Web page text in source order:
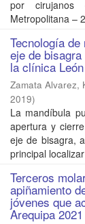
por cirujanos
Metropolitana –
Tecnología
eje de
la clínica
Zamata Alvarez,
2019)
La mandíbula
apertura y
eje de bisagra,
principal
Terceros
apiñamiento
jóvenes que
Arequipa 2021